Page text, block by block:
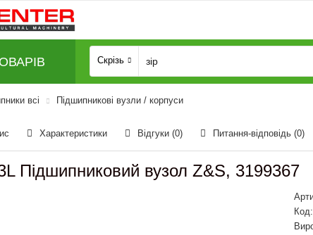
Скрізь
всі Підшипникові вузли / корпуси
Характеристики Відгуки (0) Питання-відповідь (0)
Підшипниковий вузол Z&S, 3199367
Код: